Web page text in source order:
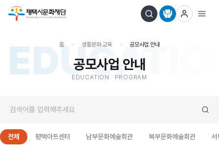
홈 생활문화·교육 공모사업 안내
공모사업 안내
EDUCATION · PROGRAM
전체 평택아트센터 남부문화예술회관 북부문화예술회관 서